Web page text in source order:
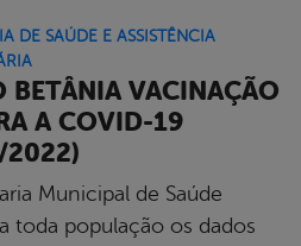
DE SAÚDE E ASSISTÊNCIA
BETÂNIA VACINAÇÃO
A COVID-19
Municipal de Saúde
toda população os dados